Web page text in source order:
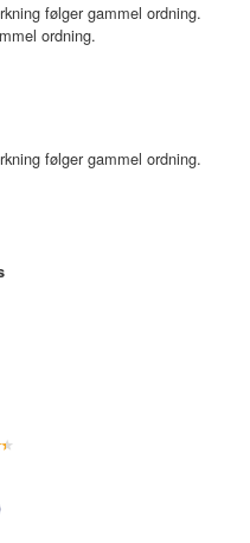
følger gammel ordning.
ordning.
følger gammel ordning.